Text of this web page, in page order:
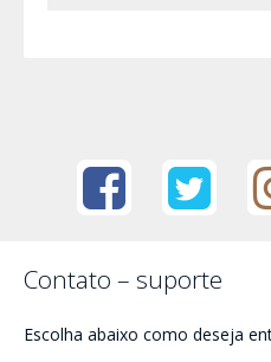
Contato – suporte
Escolha abaixo como deseja